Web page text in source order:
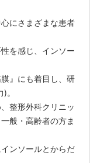
にさまざまな患者
を感じ、インソー
』にも着目し、研
。
整形外科クリニッ
般・高齢者の方ま
ンソールとからだ